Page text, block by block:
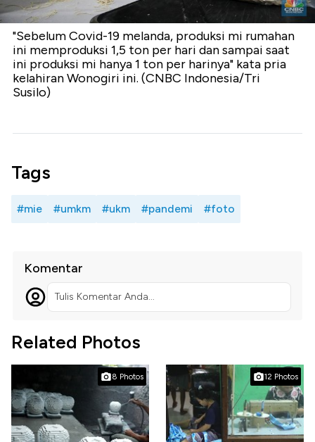
"Sebelum Covid-19 melanda, produksi mi rumahan
ini memproduksi 1,5 ton per hari dan sampai saat
ini produksi mi hanya 1 ton per harinya" kata pria
kelahiran Wonogiri ini. (CNBC Indonesia/Tri
Susilo)
Tags
#mie #umkm #ukm #pandemi #foto
Komentar
Tulis Komentar Anda...
Related Photos
8 Photos 12 Photos